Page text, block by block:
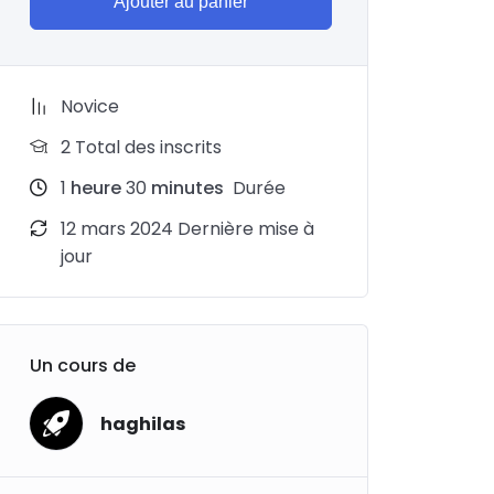
Novice
2 Total des inscrits
1 heure30 minutes Durée
12 mars 2024 Dernière mise à
jour
Un cours de
haghilas